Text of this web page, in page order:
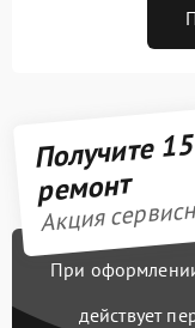
Получите
ремонт
Акция
При
действует